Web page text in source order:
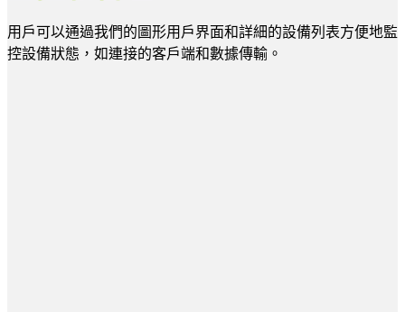
用戶可以通過我們的圖形用戶界面和詳細的設備列表方便地監
控設備狀態，如連接的客戶端和數據傳輸。